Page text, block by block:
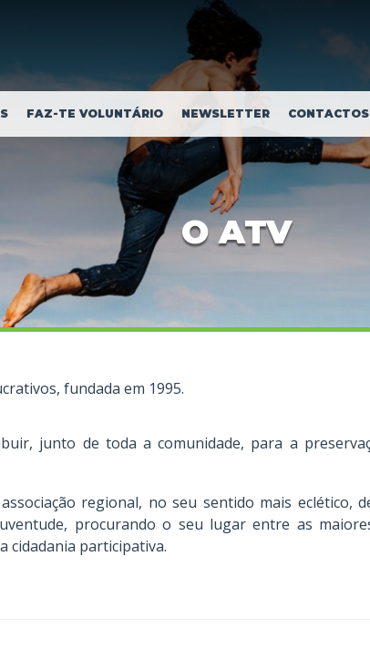
FAZ-TE VOLUNTÁRIO NEWSLETTER CONTACTOS
O ATV
fundada em 1995.
junto de toda a comunidade, para a
regional, no seu sentido mais eclético,
procurando o seu lugar entre as
cidadania participativa.